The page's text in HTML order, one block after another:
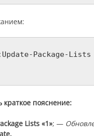
Package-
краткое пояснение:
Lists «1»; —